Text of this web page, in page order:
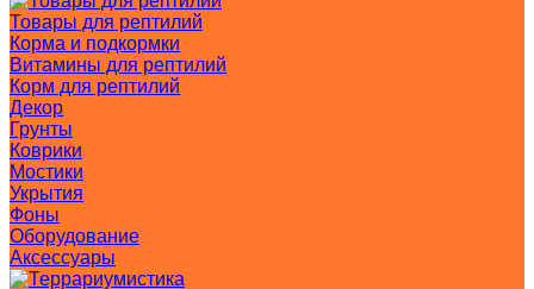
Товары для рептилий
Корма и подкормки
Витамины для рептилий
Корм для рептилий
Декор
Грунты
Коврики
Мостики
Укрытия
Фоны
Оборудование
Аксессуары